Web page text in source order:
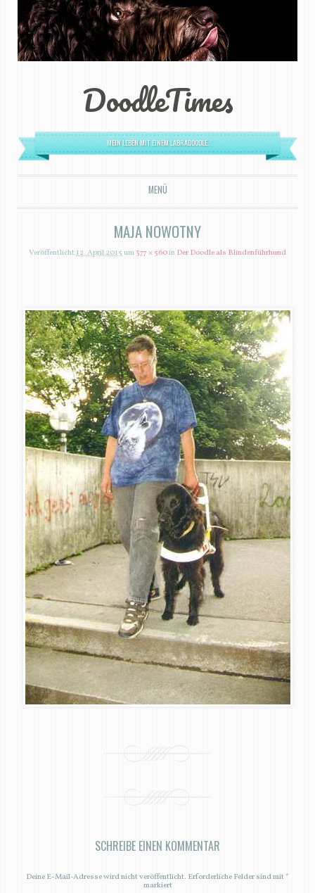
DoodleTimes
MEIN LEBEN MIT EINEM LABRADOODLE.
MENÜ
ZUM INHALT SPRINGEN
MAJA NOWOTNY
Veröffentlicht12. April 2015um377 × 560inDer Doodle als Blindenführhund
SCHREIBE EINEN KOMMENTAR
Deine E-Mail-Adresse wird nicht veröffentlicht. Erforderliche Felder sind mit*
markiert